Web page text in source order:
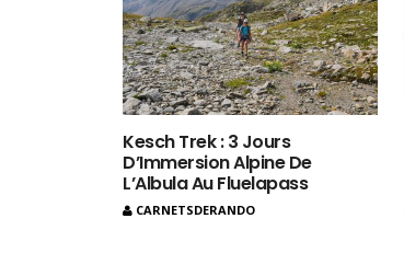
Kesch Trek : 3 Jours
D’Immersion Alpine De
L’Albula Au Fluelapass
CARNETSDERANDO